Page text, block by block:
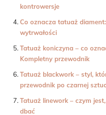
kontrowersje
Co oznacza tatuaż
wytrwałości
Tatuaż koniczyna – co
Kompletny przewodnik
Tatuaż blackwork – styl,
przewodnik po czarnej
Tatuaż linework – czym
dbać